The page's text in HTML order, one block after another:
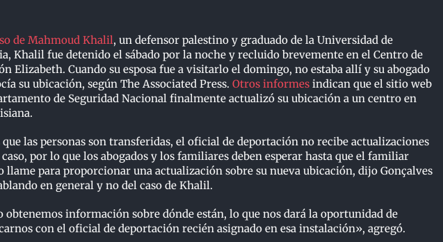
de Mahmoud Khalil, un defensor palestino y graduado de la Universidad de
Khalil fue detenido el sábado por la noche y recluido brevemente en el Centro de
Elizabeth. Cuando su esposa fue a visitarlo el domingo, no estaba allí y su abogado
su ubicación, según The Associated Press. Otros informes indican que el sitio web
de Seguridad Nacional finalmente actualizó su ubicación a un centro en
que las personas son transferidas, el oficial de deportación no recibe actualizaciones
por lo que los abogados y los familiares deben esperar hasta que el familiar
llame para proporcionar una actualización sobre su nueva ubicación, dijo Gonçalves
en general y no del caso de Khalil.
obtenemos información sobre dónde están, lo que nos dará la oportunidad de
con el oficial de deportación recién asignado en esa instalación», agregó.